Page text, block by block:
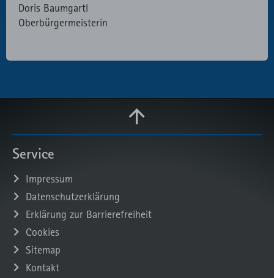
Doris Baumgartl
Oberbürgermeisterin
Service
Impressum
Datenschutzerklärung
Erklärung zur Barrierefreiheit
Cookies
Sitemap
Kontakt